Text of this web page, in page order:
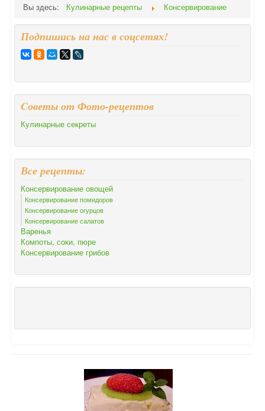
Вы здесь: Кулинарные рецепты Консервирование
Подпишись на нас в соцсетях!
Cоветы от Фото-рецептов
Кулинарные секреты
Все рецепты:
Консервирование овощей
Консервирование помидоров
Консервирование огурцов
Консервирование салатов
Варенья
Компоты, соки, пюре
Консервирование грибов